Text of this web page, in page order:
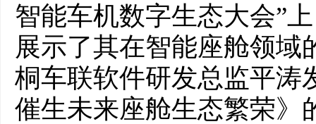
智能车机数字生态大会”
展示了其在智能座舱领域
桐车联软件研发总监平涛
催生未来座舱生态繁荣》